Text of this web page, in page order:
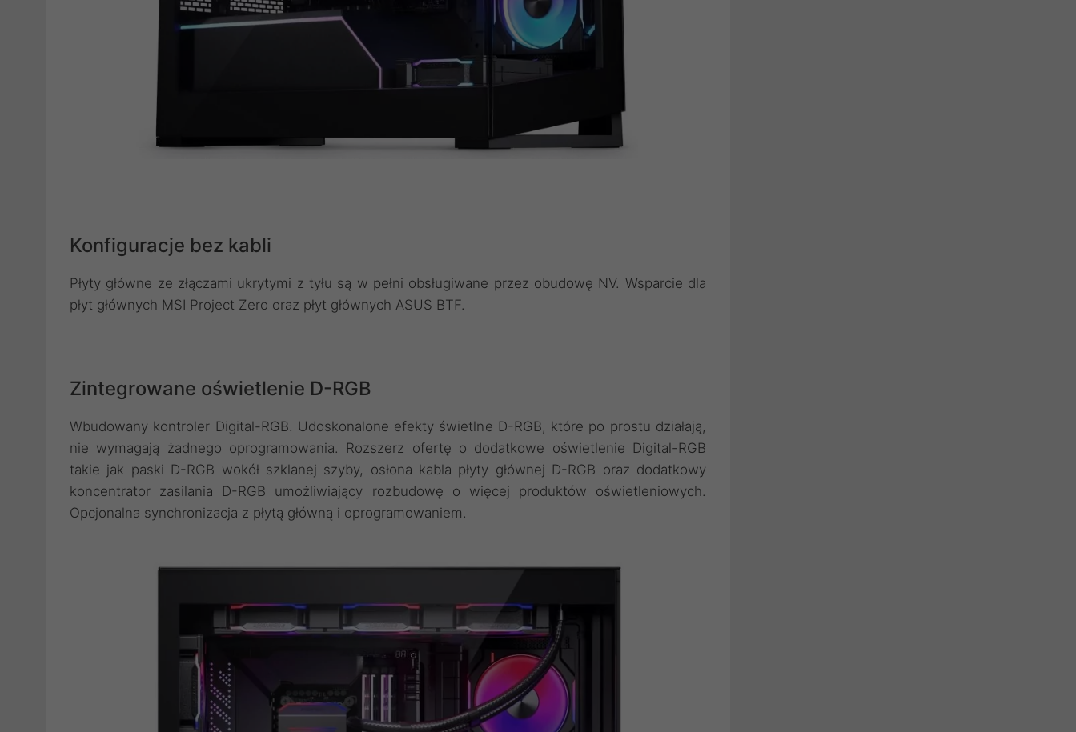
Konfiguracje bez kabli
Płyty główne ze złączami ukrytymi z tyłu są w pełni obsługiwane przez obudowę NV. Wsparcie dla
płyt głównych MSI Project Zero oraz płyt głównych ASUS BTF.
Zintegrowane oświetlenie D-RGB
Wbudowany kontroler Digital-RGB. Udoskonalone efekty świetlne D-RGB, które po prostu działają,
nie wymagają żadnego oprogramowania. Rozszerz ofertę o dodatkowe oświetlenie Digital-RGB
takie jak paski D-RGB wokół szklanej szyby, osłona kabla płyty głównej D-RGB oraz dodatkowy
koncentrator zasilania D-RGB umożliwiający rozbudowę o więcej produktów oświetleniowych.
Opcjonalna synchronizacja z płytą główną i oprogramowaniem.